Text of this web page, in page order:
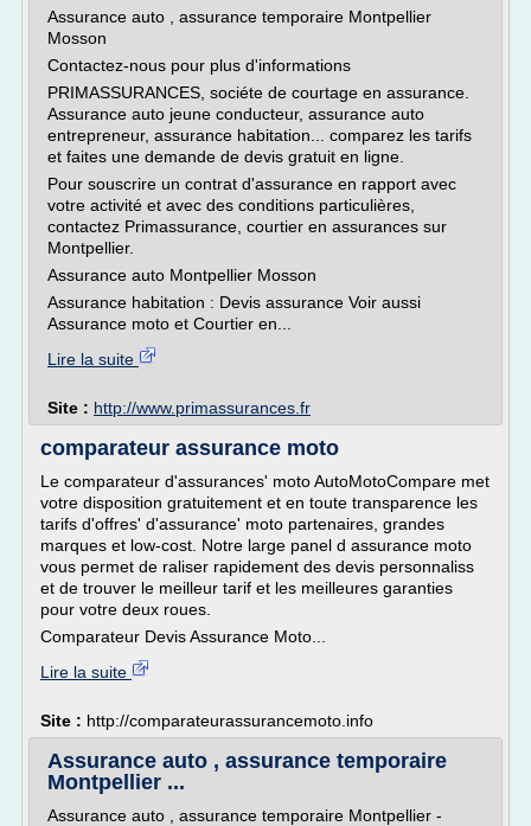
Assurance auto , assurance temporaire Montpellier
Mosson
Contactez-nous pour plus d'informations
PRIMASSURANCES, sociéte de courtage en assurance.
Assurance auto jeune conducteur, assurance auto
entrepreneur, assurance habitation... comparez les tarifs
et faites une demande de devis gratuit en ligne.
Pour souscrire un contrat d'assurance en rapport avec
votre activité et avec des conditions particulières,
contactez Primassurance, courtier en assurances sur
Montpellier.
Assurance auto Montpellier Mosson
Assurance habitation : Devis assurance Voir aussi
Assurance moto et Courtier en...
Lire la suite
Site : http://www.primassurances.fr
comparateur assurance moto
Le comparateur d'assurances' moto AutoMotoCompare met
votre disposition gratuitement et en toute transparence les
tarifs d'offres' d'assurance' moto partenaires, grandes
marques et low-cost. Notre large panel d assurance moto
vous permet de raliser rapidement des devis personnaliss
et de trouver le meilleur tarif et les meilleures garanties
pour votre deux roues.
Comparateur Devis Assurance Moto...
Lire la suite
Site : http://comparateurassurancemoto.info
Assurance auto , assurance temporaire
Montpellier ...
Assurance auto , assurance temporaire Montpellier -